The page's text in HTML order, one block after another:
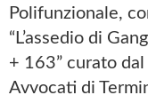
Polifunzionale,
“L’assedio di
+ 163” curato
Avvocati di